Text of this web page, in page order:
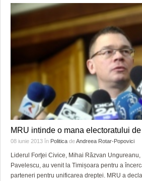
MRU intinde o mana electoratului
08 iunie 2013 în Politica deAndreea Rotar-Popovici
Liderul Forţei Civice, Mihai Răzvan
Pavelescu, au venit la Timișoara pentru a
parteneri pentru unificarea dreptei. MRU a